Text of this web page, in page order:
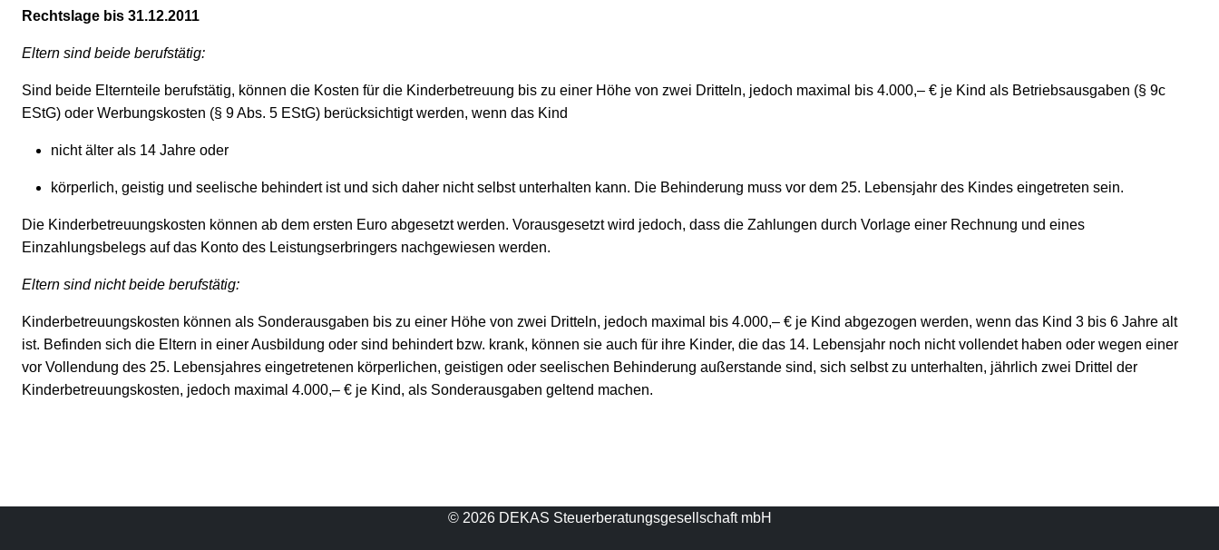
Rechtslage bis 31.12.2011
Eltern sind beide berufstätig:
Sind beide Elternteile berufstätig, können die Kosten für die Kinderbetreuung bis zu einer Höhe von zwei Dritteln, jedoch maximal bis 4.000,– € je Kind als Betriebsausgaben (§ 9c
EStG) oder Werbungskosten (§ 9 Abs. 5 EStG) berücksichtigt werden, wenn das Kind
nicht älter als 14 Jahre oder
körperlich, geistig und seelische behindert ist und sich daher nicht selbst unterhalten kann. Die Behinderung muss vor dem 25. Lebensjahr des Kindes eingetreten sein.
Die Kinderbetreuungskosten können ab dem ersten Euro abgesetzt werden. Vorausgesetzt wird jedoch, dass die Zahlungen durch Vorlage einer Rechnung und eines
Einzahlungsbelegs auf das Konto des Leistungserbringers nachgewiesen werden.
Eltern sind nicht beide berufstätig:
Kinderbetreuungskosten können als Sonderausgaben bis zu einer Höhe von zwei Dritteln, jedoch maximal bis 4.000,– € je Kind abgezogen werden, wenn das Kind 3 bis 6 Jahre alt
ist. Befinden sich die Eltern in einer Ausbildung oder sind behindert bzw. krank, können sie auch für ihre Kinder, die das 14. Lebensjahr noch nicht vollendet haben oder wegen einer
vor Vollendung des 25. Lebensjahres eingetretenen körperlichen, geistigen oder seelischen Behinderung außerstande sind, sich selbst zu unterhalten, jährlich zwei Drittel der
Kinderbetreuungskosten, jedoch maximal 4.000,– € je Kind, als Sonderausgaben geltend machen.
© 2026 DEKAS Steuerberatungsgesellschaft mbH